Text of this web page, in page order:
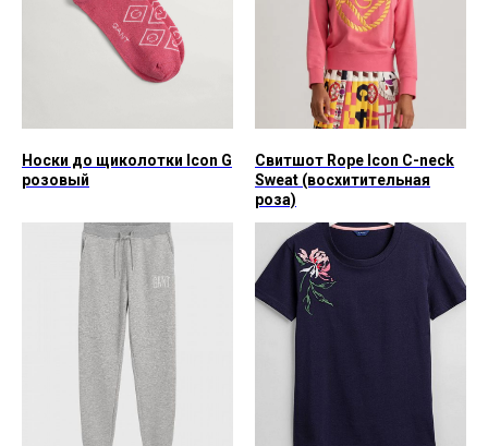
Носки до щиколотки Icon G
розовый
Свитшот Rope Icon C-neck
Sweat (восхитительная
роза)